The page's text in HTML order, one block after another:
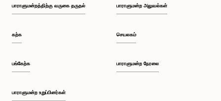
பாராளுமன்றத்திற்கு வருகை தருதல்
கற்க
பங்கேற்க
பாராளுமன்ற உறுப்பினர்கள்
பாராளுமன்ற அலுவல்கள்
செயலகம்
பாராளுமன்ற நேரலை